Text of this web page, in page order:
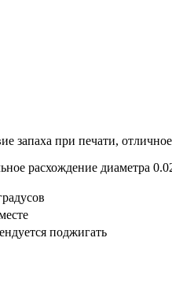
запаха при печати,
расхождение диаметра
поджигать